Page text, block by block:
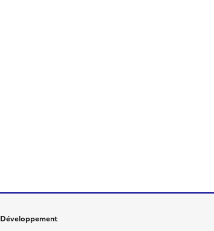
Développement